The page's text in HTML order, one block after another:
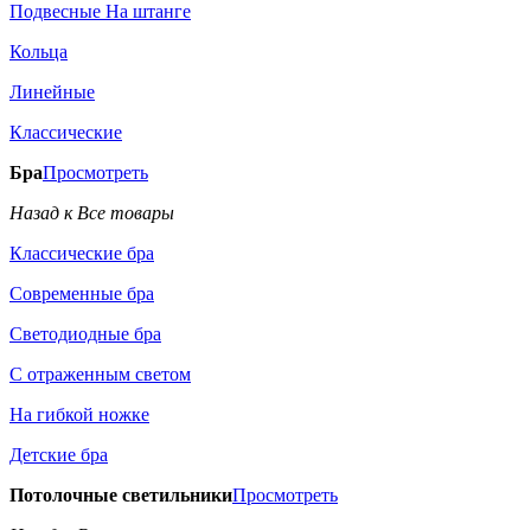
Подвесные На штанге
Кольца
Линейные
Классические
БраПросмотреть
Назад к Все товары
Классические бра
Современные бра
Светодиодные бра
С отраженным светом
На гибкой ножке
Детские бра
Потолочные светильникиПросмотреть